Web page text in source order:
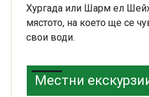
Хургада или Шарм ел
мястото, на което ще се
свои води.
Местни